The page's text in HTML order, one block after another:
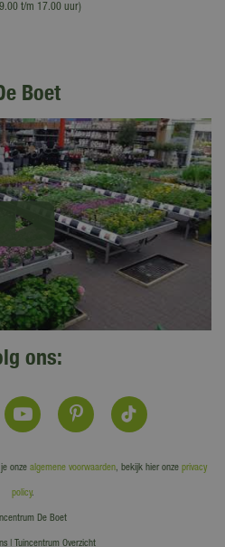
t/m 17.00 uur)
Boet
ons:
onze algemene voorwaarden, bekijk hier onze privacy
policy.
De Boet
Tuincentrum Overzicht